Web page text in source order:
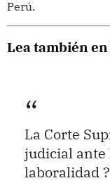
Perú.
Lea también
La Corte
judicial ante
laboralidad